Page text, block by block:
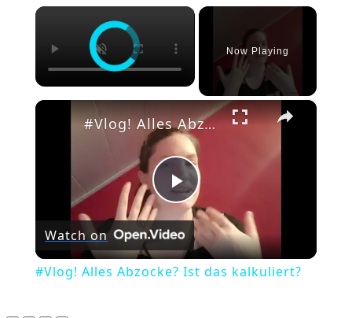
×
Now Playing
×
Play
Video
#Vlog! Alles Abzocke? Ist das kalkuliert?
Watch on
#Vlog! Alles Abzocke? Ist das kalkuliert?